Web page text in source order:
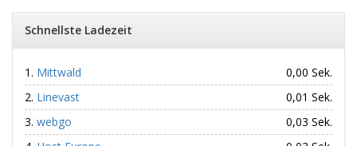
Schnellste Ladezeit
Mittwald
0,00 Sek.
Linevast
0,01 Sek.
webgo
0,03 Sek.